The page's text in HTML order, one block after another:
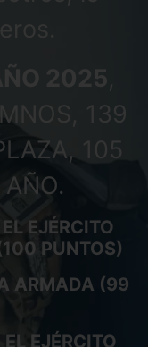
2025,
139
105
EJÉRCITO
PUNTOS)
ARMADA (99
EJÉRCITO